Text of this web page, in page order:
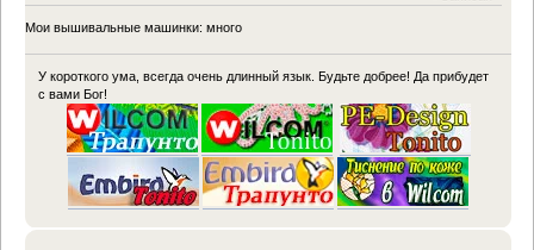
Мои вышивальные машинки: много
У короткого ума, всегда очень длинный язык. Будьте добрее! Да прибудет
с вами Бог!